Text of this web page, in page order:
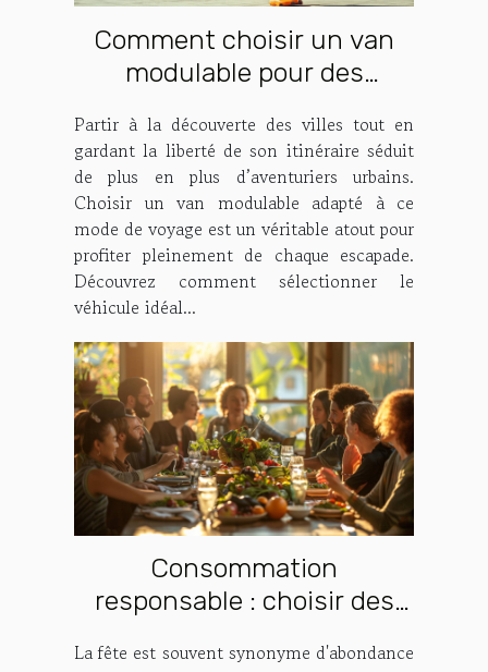
Comment choisir un van
modulable pour des
Partir à la découverte des villes tout en
gardant la liberté de son itinéraire séduit
de plus en plus d’aventuriers urbains.
Choisir un van modulable adapté à ce
mode de voyage est un véritable atout pour
profiter pleinement de chaque escapade.
Découvrez comment sélectionner le
véhicule idéal...
Consommation
responsable : choisir des
La fête est souvent synonyme d'abondance